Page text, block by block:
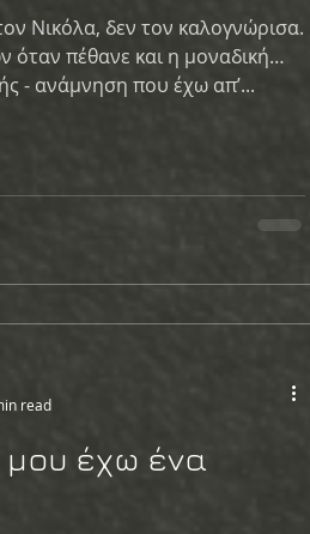
Νικόλα, δεν τον καλογνώρισα.
πέθανε και η μοναδική
-και πρώτη της ζωής - ανάμνηση που έχω απ’...
read
μου έχω ένα